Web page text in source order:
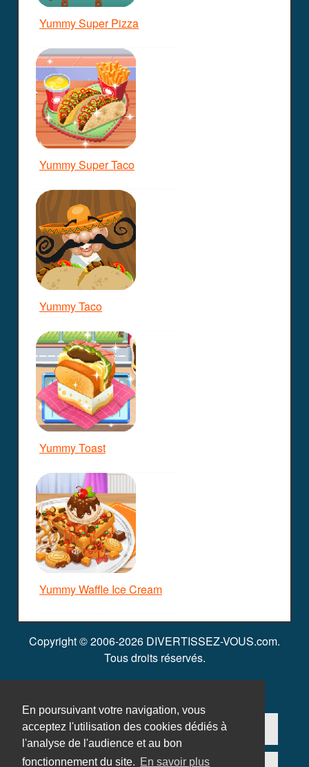
En poursuivant votre navigation, vous
acceptez l'utilisation des cookies dédiés à
l'analyse de l'audience et au bon
fonctionnement du site. En savoir plus
Yummy Super Pizza
Yummy Super Taco
Yummy Taco
Yummy Toast
Yummy Waffle Ice Cream
Copyright © 2006-2026 DIVERTISSEZ-VOUS.com.
Tous droits réservés.
Contact Ajouter un jeu